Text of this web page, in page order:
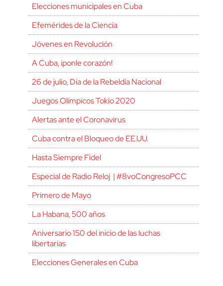
Elecciones municipales en Cuba
Efemérides de la Ciencia
Jóvenes en Revolución
A Cuba, ¡ponle corazón!
26 de julio, Día de la Rebeldía Nacional
Juegos Olímpicos Tokio 2020
Alertas ante el Coronavirus
Cuba contra el Bloqueo de EE.UU.
Hasta Siempre Fidel
Especial de Radio Reloj | #8voCongresoPCC
Primero de Mayo
La Habana, 500 años
Aniversario 150 del inicio de las luchas
libertarias
Elecciones Generales en Cuba